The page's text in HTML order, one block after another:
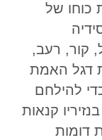
כוחו של
קור, רעב,
דגל האמת
להילחם
קנאות
דומות